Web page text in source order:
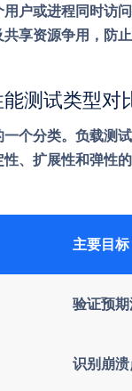
户或进程同时访
享资源争用，防
测试类型对
个分类。负载测
、扩展性和弹性的
主要目标
验证预
识别崩溃